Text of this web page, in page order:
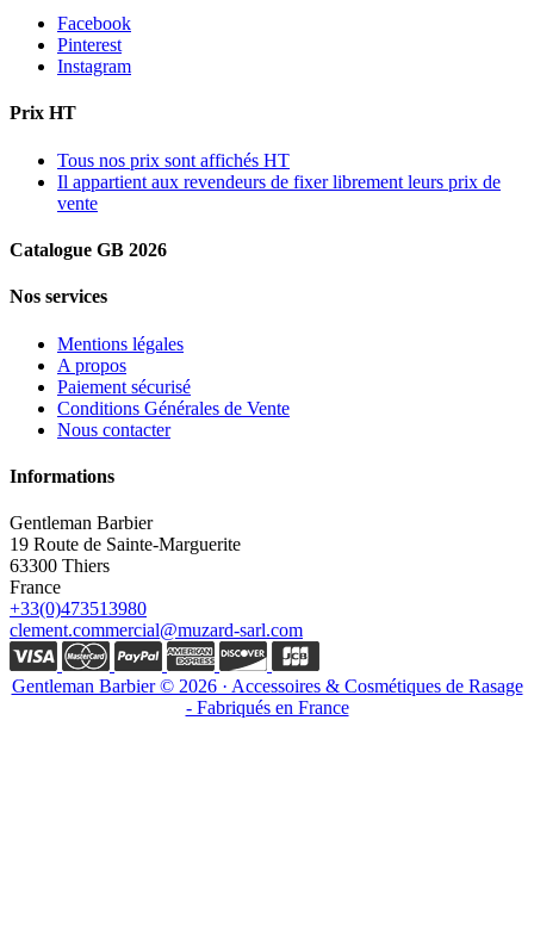
Facebook
Pinterest
Instagram
Prix HT
Tous nos prix sont affichés HT
Il appartient aux revendeurs de fixer librement leurs prix de
vente
Catalogue GB 2026
Nos services
Mentions légales
A propos
Paiement sécurisé
Conditions Générales de Vente
Nous contacter
Informations
Gentleman Barbier
19 Route de Sainte-Marguerite
63300 Thiers
France
+33(0)473513980
clement.commercial@muzard-sarl.com
Gentleman Barbier © 2026 · Accessoires & Cosmétiques de Rasage
- Fabriqués en France